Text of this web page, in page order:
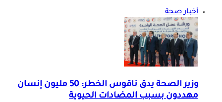
أخبار صحة
وزير الصحة يدق ناقوس الخطر: 50 مليون إنسان
مهددون بسبب المضادات الحيوية